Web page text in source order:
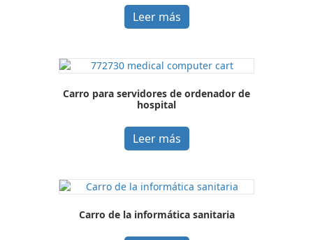
Leer más
Carro para servidores de ordenador de
hospital
Leer más
Carro de la informática sanitaria